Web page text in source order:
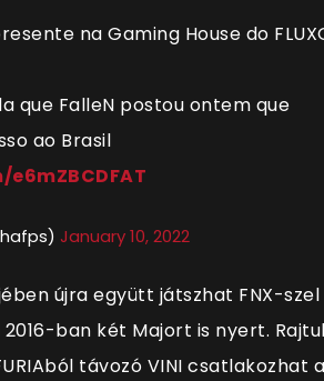
na Gaming House do
que FalleN postou ontem que
ao Brasil
January 10, 2022
újra együtt játszhat FNX-szel
ban két Majort is nyert.
távozó VINI csatlakozhat a